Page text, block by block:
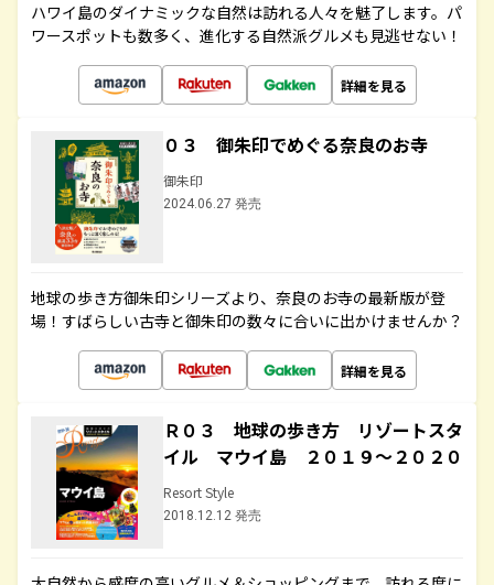
ハワイ島のダイナミックな自然は訪れる人々を魅了します。パ
ワースポットも数多く、進化する自然派グルメも見逃せない！
詳細を見る
０３ 御朱印でめぐる奈良のお寺
御朱印
2024.06.27 発売
地球の歩き方御朱印シリーズより、奈良のお寺の最新版が登
場！すばらしい古寺と御朱印の数々に合いに出かけませんか？
詳細を見る
Ｒ０３ 地球の歩き方 リゾートスタ
イル マウイ島 ２０１９～２０２０
Resort Style
2018.12.12 発売